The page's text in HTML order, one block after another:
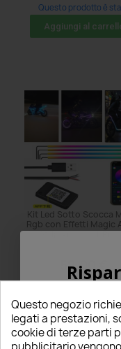
Questo prodotto è
acquistato: 5 volte
Aggiungi al
Kit Led Sotto Scocca
Rgb con Effetti Magic
Strip Android I-
52,00 €
star_borderstar_borderstar_borderstar_borderstar_border
Questo prodotto è
acquistato: 5 volte
Aggiungi al carrello
Questo negozio
legati a prestazioni,
cookie di terze parti